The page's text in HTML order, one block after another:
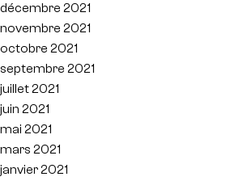
décembre 2021
novembre 2021
octobre 2021
septembre 2021
juillet 2021
juin 2021
mai 2021
mars 2021
janvier 2021